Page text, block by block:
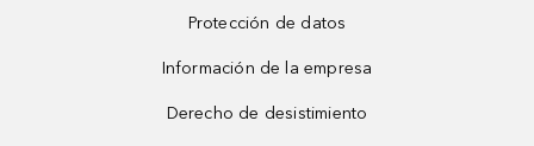
Protección de datos
Información de la empresa
Derecho de desistimiento